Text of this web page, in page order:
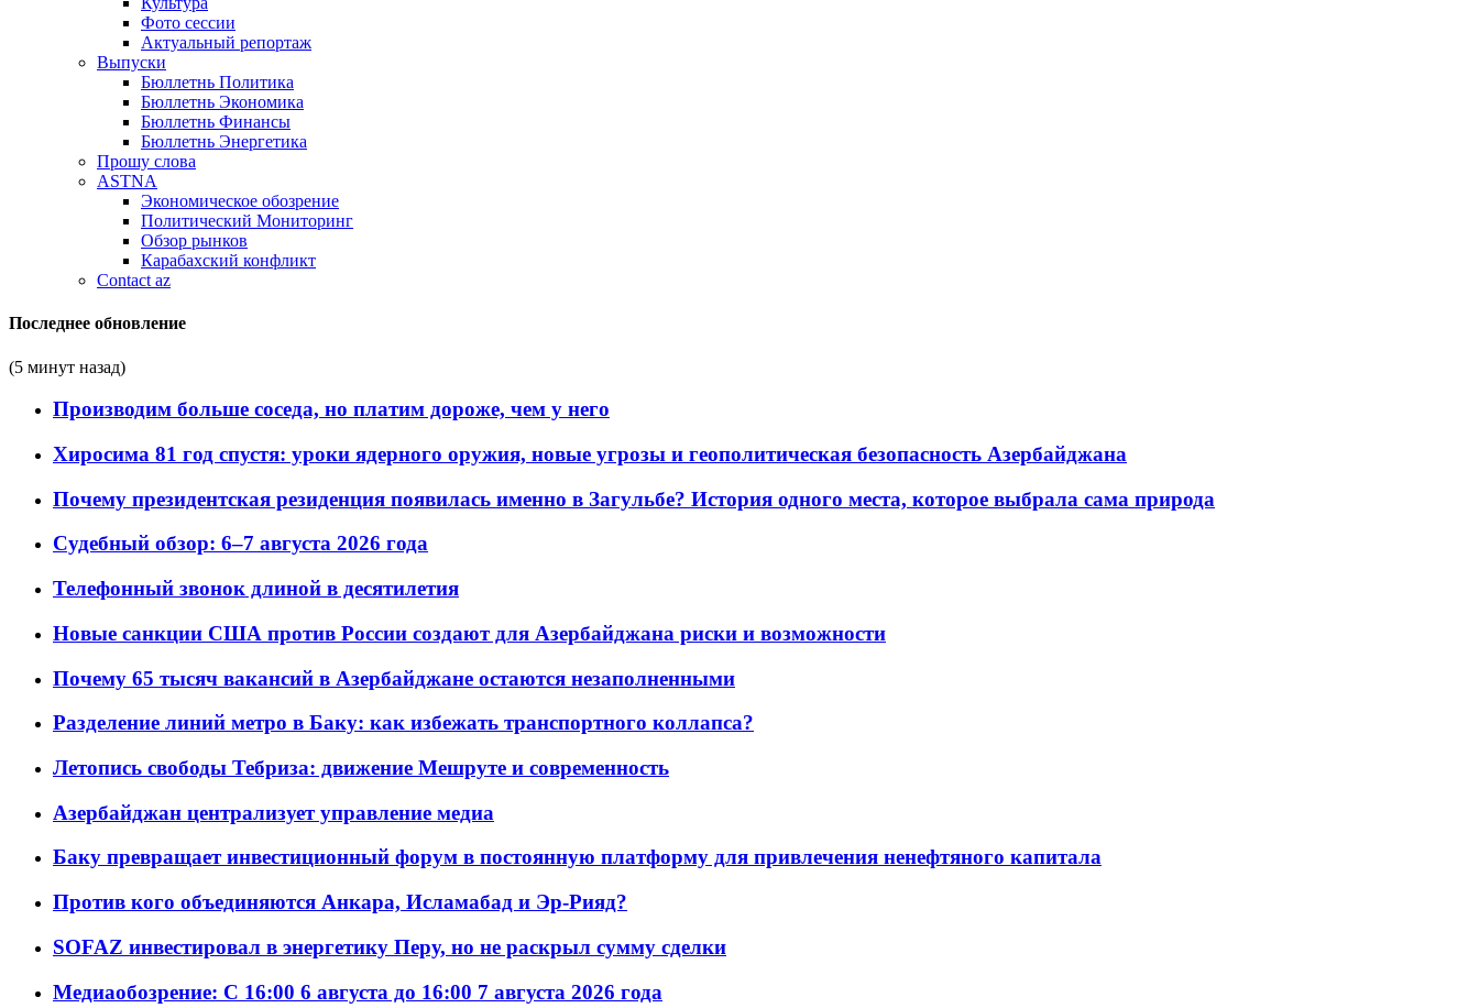
Фото сессии
Актуальный репортаж
Выпуски
Бюллетнь Политика
Бюллетнь Экономика
Бюллетнь Финансы
Бюллетнь Энергетика
Прошу слова
ASTNA
Экономическое обозрение
Политический Мониторинг
Обзор рынков
Карабахский конфликт
Contact az
Последнее обновление
(5 минут назад)
Производим больше соседа, но платим дороже, чем у него
Хиросима 81 год спустя: уроки ядерного оружия, новые угрозы и геополитическая безопасность Азербайджана
Почему президентская резиденция появилась именно в Загульбе? История одного места, которое выбрала сама природа
Судебный обзор: 6–7 августа 2026 года
Телефонный звонок длиной в десятилетия
Новые санкции США против России создают для Азербайджана риски и возможности
Почему 65 тысяч вакансий в Азербайджане остаются незаполненными
Разделение линий метро в Баку: как избежать транспортного коллапса?
Летопись свободы Тебриза: движение Мешруте и современность
Азербайджан централизует управление медиа
Баку превращает инвестиционный форум в постоянную платформу для привлечения ненефтяного капитала
Против кого объединяются Анкара, Исламабад и Эр-Рияд?
SOFAZ инвестировал в энергетику Перу, но не раскрыл сумму сделки
Медиаобозрение: С 16:00 6 августа до 16:00 7 августа 2026 года